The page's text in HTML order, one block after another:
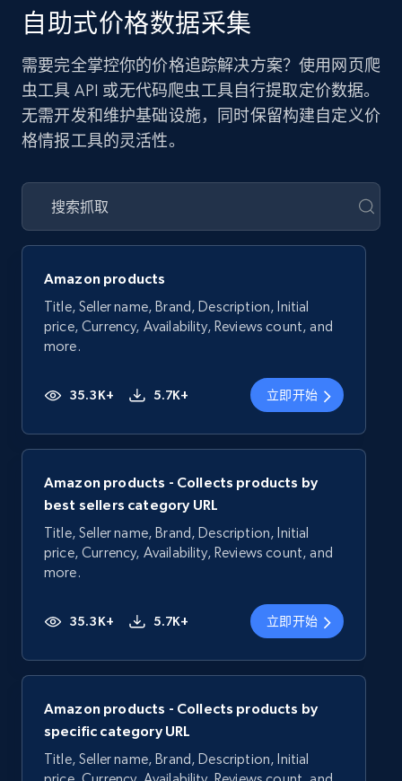
自助式价格数据采集
需要完全掌控你的价格追踪解决方案？使用网页爬
虫工具 API 或无代码爬虫工具自行提取定价数据。
无需开发和维护基础设施，同时保留构建自定义价
格情报工具的灵活性。
Amazon products
Title, Seller name, Brand, Description, Initial
price, Currency, Availability, Reviews count, and
more.
35.3K+ 5.7K+ 立即开始
Amazon products - Collects products by
best sellers category URL
Title, Seller name, Brand, Description, Initial
price, Currency, Availability, Reviews count, and
more.
35.3K+ 5.7K+ 立即开始
Amazon products - Collects products by
specific category URL
Title, Seller name, Brand, Description, Initial